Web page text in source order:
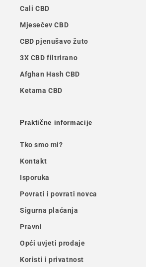
Cali CBD
Mjesečev CBD
CBD pjenušavo žuto
3X CBD filtrirano
Afghan Hash CBD
Ketama CBD
Praktične informacije
Tko smo mi?
Kontakt
Isporuka
Povrati i povrati novca
Sigurna plaćanja
Pravni
Opći uvjeti prodaje
Koristi i privatnost